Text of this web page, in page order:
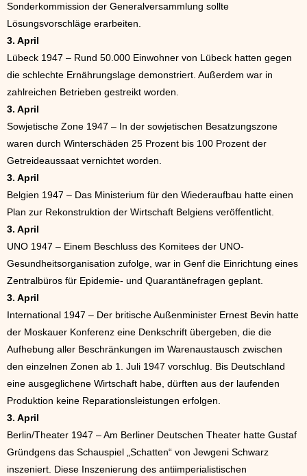
Sonderkommission der Generalversammlung sollte
Lösungsvorschläge erarbeiten.
3. April
Lübeck 1947 – Rund 50.000 Einwohner von Lübeck hatten gegen
die schlechte Ernährungslage demonstriert. Außerdem war in
zahlreichen Betrieben gestreikt worden.
3. April
Sowjetische Zone 1947 – In der sowjetischen Besatzungszone
waren durch Winterschäden 25 Prozent bis 100 Prozent der
Getreideaussaat vernichtet worden.
3. April
Belgien 1947 – Das Ministerium für den Wiederaufbau hatte einen
Plan zur Rekonstruktion der Wirtschaft Belgiens veröffentlicht.
3. April
UNO 1947 – Einem Beschluss des Komitees der UNO-
Gesundheitsorganisation zufolge, war in Genf die Einrichtung eines
Zentralbüros für Epidemie- und Quarantänefragen geplant.
3. April
International 1947 – Der britische Außenminister Ernest Bevin hatte
der Moskauer Konferenz eine Denkschrift übergeben, die die
Aufhebung aller Beschränkungen im Warenaustausch zwischen
den einzelnen Zonen ab 1. Juli 1947 vorschlug. Bis Deutschland
eine ausgeglichene Wirtschaft habe, dürften aus der laufenden
Produktion keine Reparationsleistungen erfolgen.
3. April
Berlin/Theater 1947 – Am Berliner Deutschen Theater hatte Gustaf
Gründgens das Schauspiel „Schatten“ von Jewgeni Schwarz
inszeniert. Diese Inszenierung des antiimperialistischen